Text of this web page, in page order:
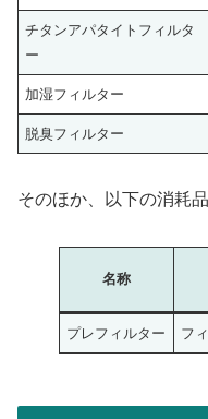
チタンアパタイトフィルタ
ー
加湿フィルター
脱臭フィルター
そのほか、以下の消耗
名称
プレフィルター フ